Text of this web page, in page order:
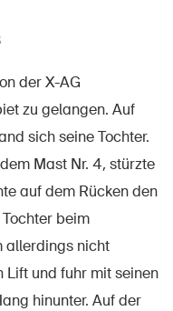
der X-AG
zu gelangen. Auf
sich seine Tochter.
Mast Nr. 4, stürzte
auf dem Rücken den
beim
allerdings nicht
und fuhr mit seinen
hinunter. Auf der